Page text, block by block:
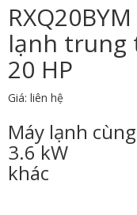
lạnh trung
20 HP
Giá: liên hệ
Máy lạnh cùng
3.6 kW
khác